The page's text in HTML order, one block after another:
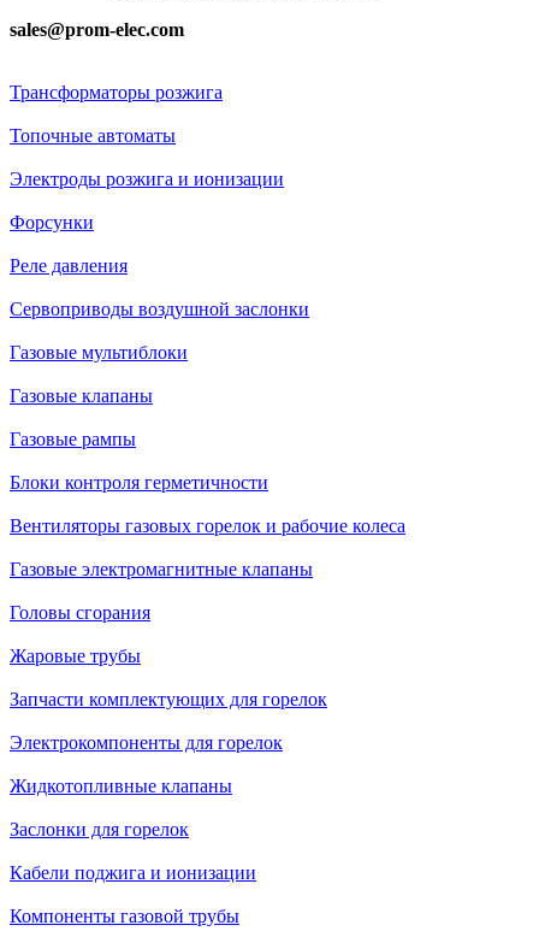
sales@prom-elec.com
Трансформаторы розжига
Топочные автоматы
Электроды розжига и ионизации
Форсунки
Реле давления
Сервоприводы воздушной заслонки
Газовые мультиблоки
Газовые клапаны
Газовые рампы
Блоки контроля герметичности
Вентиляторы газовых горелок и рабочие колеса
Газовые электромагнитные клапаны
Головы сгорания
Жаровые трубы
Запчасти комплектующих для горелок
Электрокомпоненты для горелок
Жидкотопливные клапаны
Заслонки для горелок
Кабели поджига и ионизации
Компоненты газовой трубы